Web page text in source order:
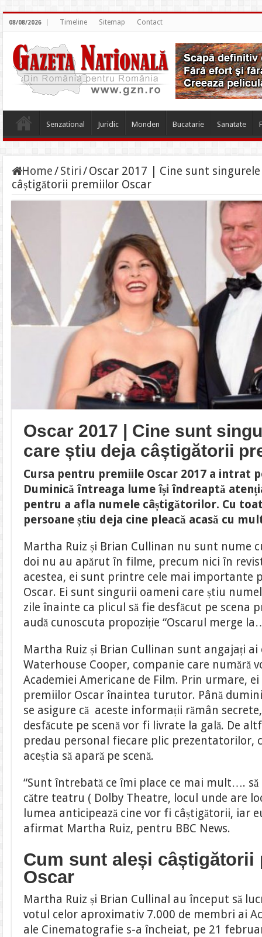
08/08/2026 Timeline Sitemap Contact
Senzational Juridic Monden Bucatarie Sanatate
Home/Stiri/Oscar 2017 | Cine sunt
câștigătorii premiilor Oscar
Oscar 2017 | Cine sunt
care știu deja câștigătorii
Cursa pentru premiile Oscar 2017 a intrat
Duminică întreaga lume își îndreaptă
pentru a afla numele câștigătorilor. Cu
persoane știu deja cine pleacă acasă cu
Martha Ruiz și Brian Cullinan nu sunt nume
doi nu au apărut în filme, precum nici în
acestea, ei sunt printre cele mai importante
Oscar. Ei sunt singurii oameni care știu
zile înainte ca plicul să fie desfăcut pe scena
audă cunoscuta propoziție “Oscarul merge
Martha Ruiz și Brian Cullinan sunt angajați ai
Waterhouse Cooper, companie care numără
Academiei Americane de Film. Prin urmare,
premiilor Oscar înaintea turutor. Până
se asigure că aceste informații rămân
desfăcute pe scenă vor fi livrate la gală. De
predau personal fiecare plic prezentatorilor,
aceștia să apară pe scenă.
“Sunt întrebată ce îmi place ce mai mult….
către teatru ( Dolby Theatre, locul unde are
lumea anticipează cine vor fi câștigătorii, iar
afirmat Martha Ruiz, pentru BBC News.
Cum sunt aleși câștigătorii
Oscar
Martha Ruiz și Brian Cullinal au început să
votul celor aproximativ 7.000 de membri ai
ale Cinematografie s-a încheiat, pe 21